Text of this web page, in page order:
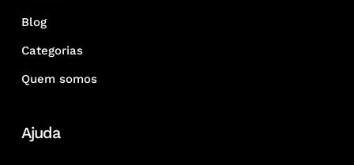
Blog
Categorias
Quem somos
Ajuda